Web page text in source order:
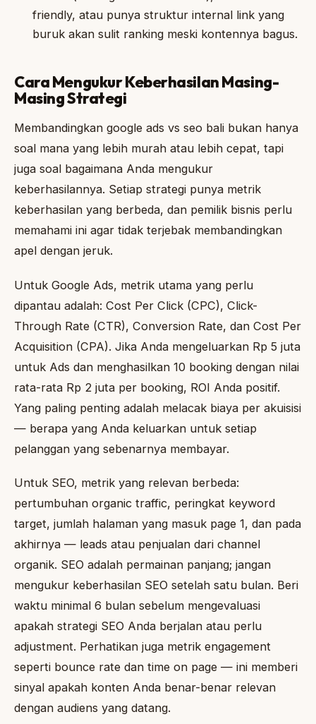
friendly, atau punya struktur internal link yang
buruk akan sulit ranking meski kontennya bagus.
Cara Mengukur Keberhasilan Masing-
Masing Strategi
Membandingkan google ads vs seo bali bukan hanya
soal mana yang lebih murah atau lebih cepat, tapi
juga soal bagaimana Anda mengukur
keberhasilannya. Setiap strategi punya metrik
keberhasilan yang berbeda, dan pemilik bisnis perlu
memahami ini agar tidak terjebak membandingkan
apel dengan jeruk.
Untuk Google Ads, metrik utama yang perlu
dipantau adalah: Cost Per Click (CPC), Click-
Through Rate (CTR), Conversion Rate, dan Cost Per
Acquisition (CPA). Jika Anda mengeluarkan Rp 5 juta
untuk Ads dan menghasilkan 10 booking dengan nilai
rata-rata Rp 2 juta per booking, ROI Anda positif.
Yang paling penting adalah melacak biaya per akuisisi
— berapa yang Anda keluarkan untuk setiap
pelanggan yang sebenarnya membayar.
Untuk SEO, metrik yang relevan berbeda:
pertumbuhan organic traffic, peringkat keyword
target, jumlah halaman yang masuk page 1, dan pada
akhirnya — leads atau penjualan dari channel
organik. SEO adalah permainan panjang; jangan
mengukur keberhasilan SEO setelah satu bulan. Beri
waktu minimal 6 bulan sebelum mengevaluasi
apakah strategi SEO Anda berjalan atau perlu
adjustment. Perhatikan juga metrik engagement
seperti bounce rate dan time on page — ini memberi
sinyal apakah konten Anda benar-benar relevan
dengan audiens yang datang.